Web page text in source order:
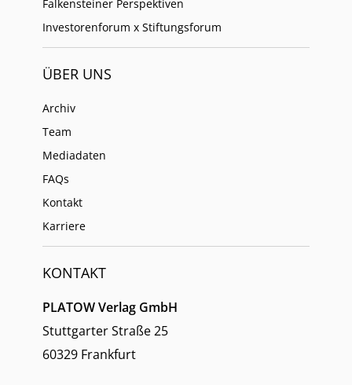
Falkensteiner Perspektiven
Investorenforum x Stiftungsforum
ÜBER UNS
Archiv
Team
Mediadaten
FAQs
Kontakt
Karriere
KONTAKT
PLATOW Verlag GmbH
Stuttgarter Straße 25
60329 Frankfurt